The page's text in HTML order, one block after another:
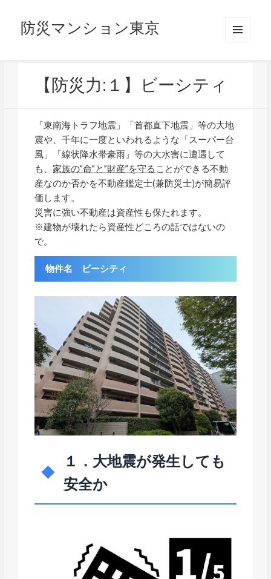
防災マンション東京
【防災力:１】ビーシティ
「東南海トラフ地震」「首都直下地震」等の大地
震や、千年に一度といわれるような「スーパー台
風」「線状降水帯豪雨」等の大水害に遭遇して
も、家族の”命”と”財産”を守る ことができる不動
産なのか否かを不動産鑑定士(兼防災士)が簡易評
価します。
災害に強い不動産は資産性も保たれます。
※建物が壊れたら資産性どころの話ではないの
で。
物件名 ビーシティ
１．大地震が発生しても
安全か